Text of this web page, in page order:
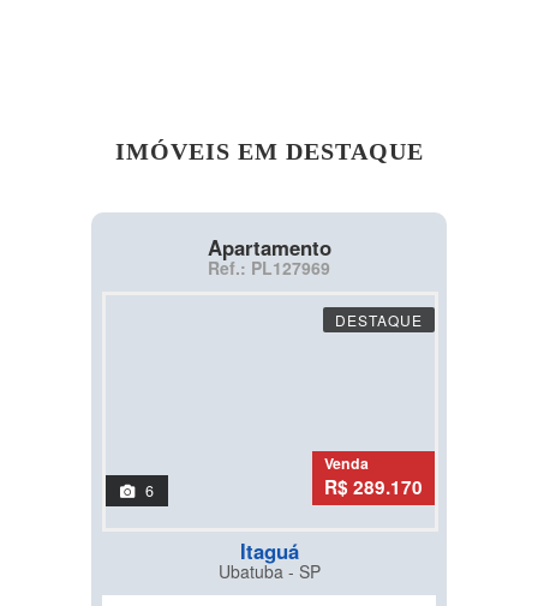
IMÓVEIS EM DESTAQUE
Apartamento
Ref.: PL127969
DESTAQUE
6
Venda
R$ 289.170
Itaguá
Ubatuba - SP